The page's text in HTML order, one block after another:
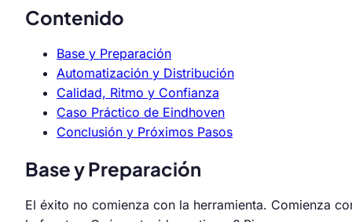
Contenido
Base y Preparación
Automatización y Distribución
Calidad, Ritmo y Confianza
Caso Práctico de Eindhoven
Conclusión y Próximos Pasos
Base y Preparación
El éxito no comienza con la herramienta. Comienza